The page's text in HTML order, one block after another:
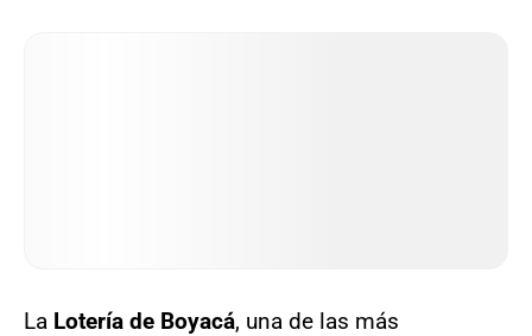
La Lotería de Boyacá, una de las más